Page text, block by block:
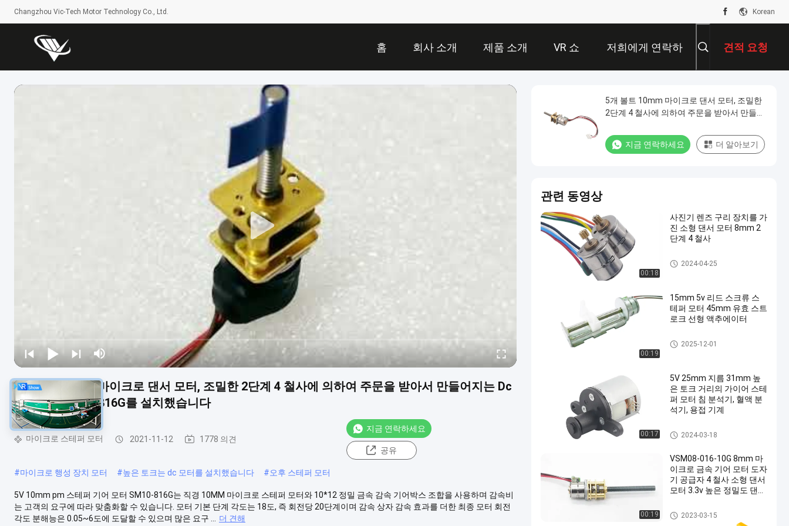
Changzhou Vic-Tech Motor Technology Co., Ltd. Korean
홈 회사 소개 제품 소개 VR 쇼 저희에게 연락하
십시오
견적 요청
5개 볼트 10mm 마이크로 댄서 모터, 조밀한 2단계 4 철사에 의하여 주문을 받아서 만들어지는 Dc
는 모터 VSM10-816G를 설치했습니다
마이크로 스테퍼 모터 2021-11-12 1778 의견
지금 연락하세요
공유
#마이크로 행성 장치 모터 #높은 토크는 dc 모터를 설치했습니다 #오후 스테퍼 모터
5V 10mm pm 스테퍼 기어 모터 SM10-816G는 직경 10MM 마이크로 스테퍼 모터와 10*12 정밀 금속 감속 기어박스 조합을 사용하며 감속비
는 고객의 요구에 따라 맞춤화할 수 있습니다. 모터 기본 단계 각도는 18도, 즉 회전당 20단계이며 감속 상자 감속 효과를 더한 최종 모터 회전
각도 분해능은 0.05~6도에 도달할 수 있으며 많은 요구 ...
더 견해
5개 볼트 10mm 마이크로 댄서 모터, 조밀한
2단계 4 철사에 의하여 주문을 받아서 만들어
다
지금 연락하세요 더 알아보기
관련 동영상
00:18
사진기 렌즈 구리 장치를 가
진 소형 댄서 모터 8mm 2
단계 4 철사
마이크로 스테퍼 모터
2024-04-25
00:19
15mm 5v 리드 스크류 스
테퍼 모터 45mm 유효 스트
로크 선형 액추에이터
슬라이더 댄서 모터
2025-12-01
00:17
5V 25mm 지름 31mm 높
은 토크 거리의 가이어 스테
퍼 모터 침 분석기, 혈액 분
석기, 용접 기계
스테퍼 모터를 기어 드
2024-03-18
00:19
VSM08-016-10G 8mm 마
이크로 금속 기어 모터 도자
기 공급자 4 철사 소형 댄서
모터 3.3v 높은 정밀도 댄서
마이크로 금속 기어 모터
2023-03-15